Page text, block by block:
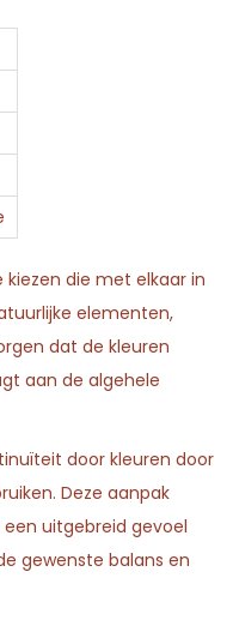
die met elkaar in
elementen,
dat de kleuren
aan de algehele
door kleuren door
Deze aanpak
uitgebreid gevoel
gewenste balans en